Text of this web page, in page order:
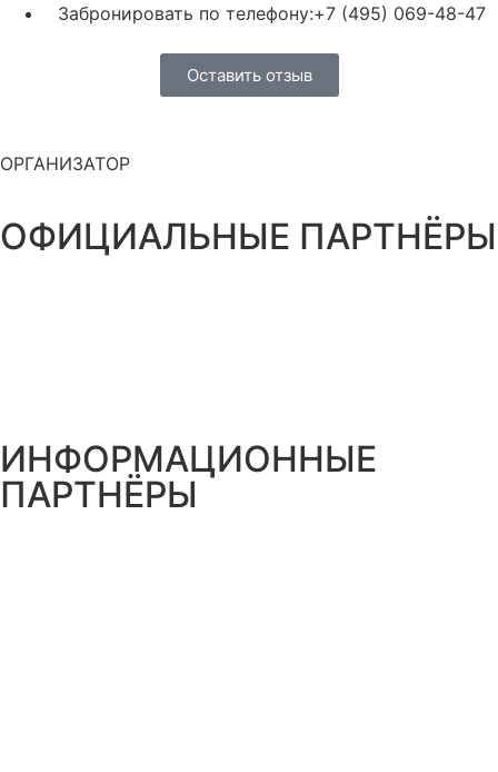
Забронировать по телефону:+7 (495) 069-48-47
Оставить отзыв
ОРГАНИЗАТОР
ОФИЦИАЛЬНЫЕ ПАРТНЁРЫ
ИНФОРМАЦИОННЫЕ
ПАРТНЁРЫ